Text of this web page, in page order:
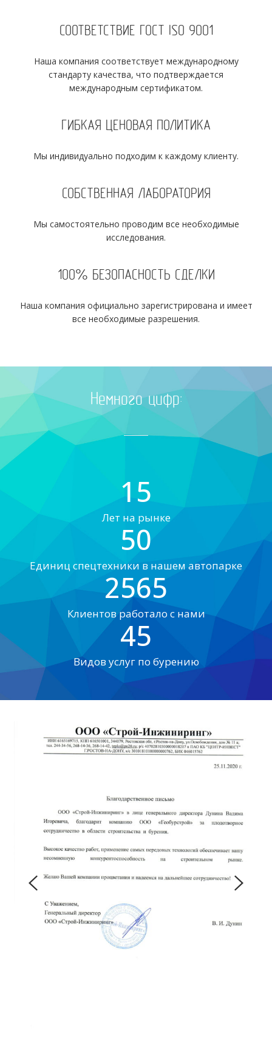
СООТВЕТСТВИЕ ГОСТ ISO 9001
Наша компания соответствует международному
стандарту качества, что подтверждается
международным сертификатом.
ГИБКАЯ ЦЕНОВАЯ ПОЛИТИКА
Мы индивидуально подходим к каждому клиенту.
СОБСТВЕННАЯ ЛАБОРАТОРИЯ
Мы самостоятельно проводим все необходимые
исследования.
100% БЕЗОПАСНОСТЬ СДЕЛКИ
Наша компания официально зарегистрирована и имеет
все необходимые разрешения.
Немного цифр:
15
Лет на рынке
50
Единиц спецтехники в нашем автопарке
2565
Клиентов работало с нами
45
Видов услуг по бурению